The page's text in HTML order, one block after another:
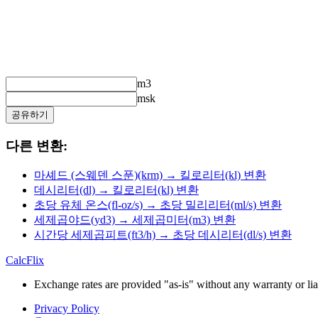
m3
msk
공유하기
다른 변환:
마셰드 (스웨덴 스푼)(krm) → 킬로리터(kl) 변환
데시리터(dl) → 킬로리터(kl) 변환
초당 유체 온스(fl-oz/s) → 초당 밀리리터(ml/s) 변환
세제곱야드(yd3) → 세제곱미터(m3) 변환
시간당 세제곱피트(ft3/h) → 초당 데시리터(dl/s) 변환
CalcFlix
Exchange rates are provided "as-is" without any warranty or
Privacy Policy